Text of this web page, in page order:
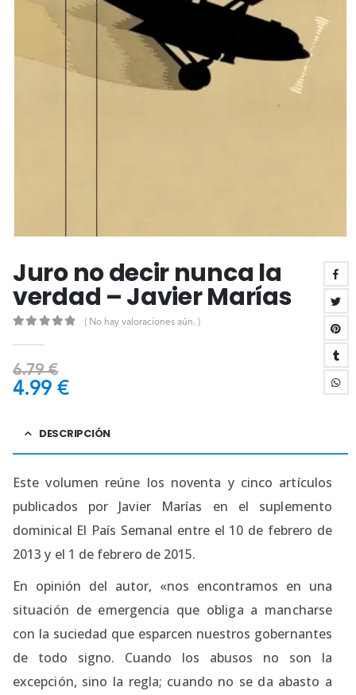
Juro no decir nunca la
verdad – Javier Marías
( No hay valoraciones aún. )
6.79€
4.99 €
DESCRIPCIÓN
Este volumen reúne los noventa y cinco artículos
publicados por Javier Marías en el suplemento
dominical El País Semanal entre el 10 de febrero de
2013 y el 1 de febrero de 2015.
En opinión del autor, «nos encontramos en una
situación de emergencia que obliga a mancharse
con la suciedad que esparcen nuestros gobernantes
de todo signo. Cuando los abusos no son la
excepción, sino la regla; cuando no se da abasto a